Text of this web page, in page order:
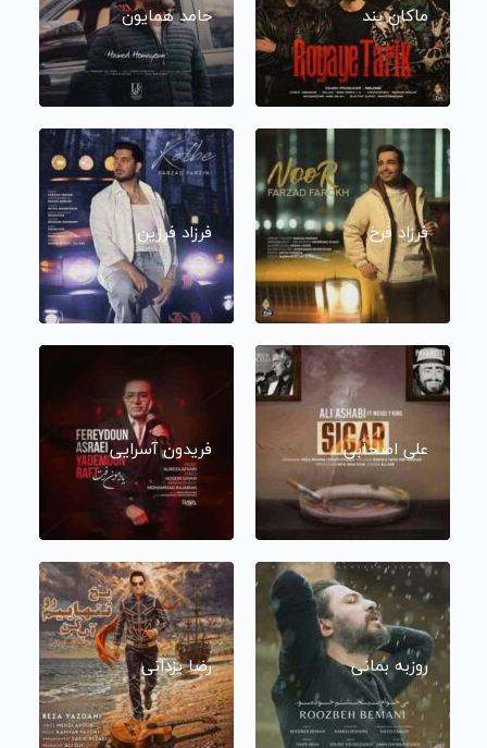
ماکان بند حامد همایون
فرزاد فرخ فرزاد فرزین
علی اصحابی فریدون آسرایی
روزبه بمانی رضا یزدانی